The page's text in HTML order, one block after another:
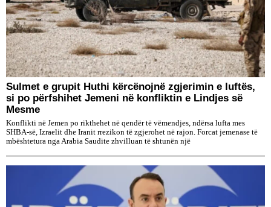
Sulmet e grupit Huthi kërcënojnë zgjerimin e luftës,
si po përfshihet Jemeni në konfliktin e Lindjes së
Mesme
Konflikti në Jemen po rikthehet në qendër të vëmendjes, ndërsa lufta mes
SHBA-së, Izraelit dhe Iranit rrezikon të zgjerohet në rajon. Forcat jemenase të
mbështetura nga Arabia Saudite zhvilluan të shtunën një